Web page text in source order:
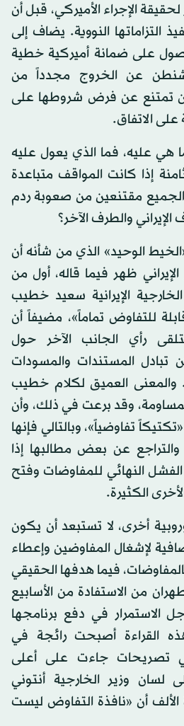
الإجراء الأميركي، قبل أن
التزاماتها النووية. يضاف إلى
على ضمانة أميركية خطية
عن الخروج مجدداً من
أن تمتنع عن فرض شروطها على
على الاتفاق.
هي عليه، فما الذي يعول عليه
إذا كانت المواقف متباعدة
الجميع مقتنعين من صعوبة ردم
والطرف الآخر؟
الوحيد» الذي من شأنه أن
ظهر فيما قاله، أول من
الإيرانية سعيد خطيب
للتفاوض تماماً»، مضيفاً أن
رأي الجانب الآخر حول
تبادل المستندات والمسودات
والمعنى العميق لكلام خطيب
وقد برعت في ذلك، وأن
تفاوضياً»، وبالتالي فإنها
والتراجع عن بعض مطالبها إذا
النهائي للمفاوضات وفتح
الكثيرة.
أخرى، لا تستبعد أن يكون
لإشغال المفاوضين وإعطاء
فيما هدفها الحقيقي
من الاستفادة من الأسابيع
الاستمرار في دفع برنامجها
القراءة أصبحت رائجة في
تصريحات جاءت على أعلى
وزير الخارجية أنتوني
الألف أن «نافذة التفاوض ليست